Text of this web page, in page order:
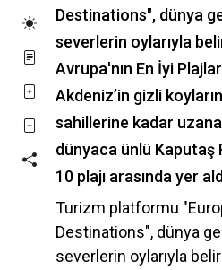
Destinations", dünya
severlerin oylarıyla
Avrupa'nın En İyi
Akdeniz’in gizli
sahillerine kadar
dünyaca ünlü Kaputaş
10 plajı arasında yer
Turizm platformu
Destinations", dünya
severlerin oylarıyla